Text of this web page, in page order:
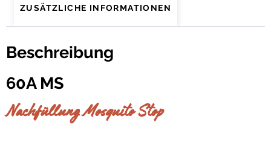
ZUSÄTZLICHE INFORMATIONEN
Beschreibung
60A MS
Nachfüllung Mosquito Stop